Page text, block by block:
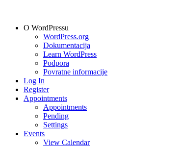
O WordPressu
WordPress.org
Dokumentacija
Learn WordPress
Podpora
Povratne informacije
Log In
Register
Appointments
Appointments
Pending
Settings
Events
View Calendar